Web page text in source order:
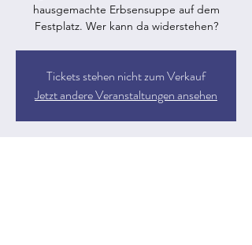
hausgemachte Erbsensuppe auf dem
Festplatz. Wer kann da widerstehen?
Tickets stehen nicht zum Verkauf
Jetzt andere Veranstaltungen ansehen